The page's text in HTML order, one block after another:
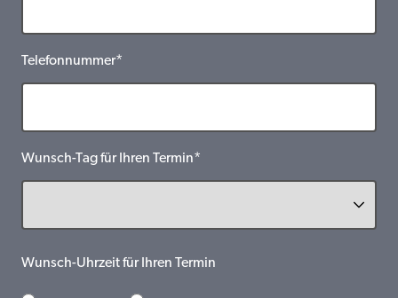
Telefonnummer*
Wunsch-Tag für Ihren Termin*
Wunsch-Uhrzeit für Ihren Termin